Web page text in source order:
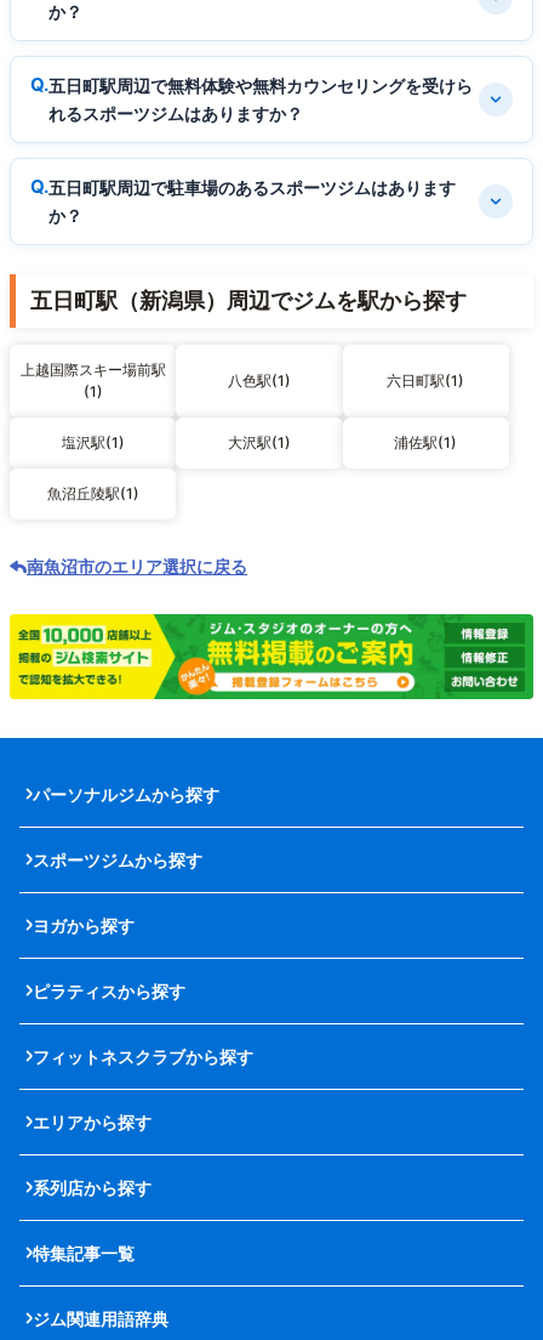
か？
五日町駅周辺で無料体験や無料カウンセリングを受けら
れるスポーツジムはありますか？
五日町駅周辺で駐車場のあるスポーツジムはあります
か？
五日町駅（新潟県）周辺でジムを駅から探す
上越国際スキー場前駅
(1)
八色駅(1) 六日町駅(1)
塩沢駅(1) 大沢駅(1) 浦佐駅(1)
魚沼丘陵駅(1)
南魚沼市のエリア選択に戻る
パーソナルジムから探す
スポーツジムから探す
ヨガから探す
ピラティスから探す
フィットネスクラブから探す
エリアから探す
系列店から探す
特集記事一覧
ジム関連用語辞典